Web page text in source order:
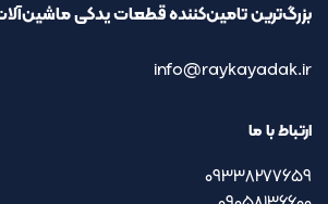
بزرگ‌ترین تامین‌کننده قطعات یدکی
info@raykayadak.ir
ارتباط با ما
09338277659